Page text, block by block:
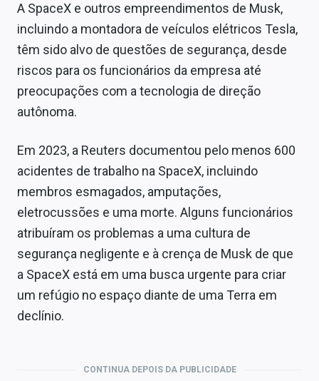
A SpaceX e outros empreendimentos de Musk,
incluindo a montadora de veículos elétricos Tesla,
têm sido alvo de questões de segurança, desde
riscos para os funcionários da empresa até
preocupações com a tecnologia de direção
autônoma.
Em 2023, a Reuters documentou pelo menos 600
acidentes de trabalho na SpaceX, incluindo
membros esmagados, amputações,
eletrocussões e uma morte. Alguns funcionários
atribuíram os problemas a uma cultura de
segurança negligente e à crença de Musk de que
a SpaceX está em uma busca urgente para criar
um refúgio no espaço diante de uma Terra em
declínio.
CONTINUA DEPOIS DA PUBLICIDADE